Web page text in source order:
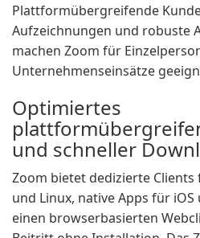
Plattformübergreifende
Aufzeichnungen und robuste
machen Zoom für
Unternehmenseinsätze
Optimiertes
und schneller
Zoom bietet dedizierte Clients
und Linux, native Apps für
einen browserbasierten